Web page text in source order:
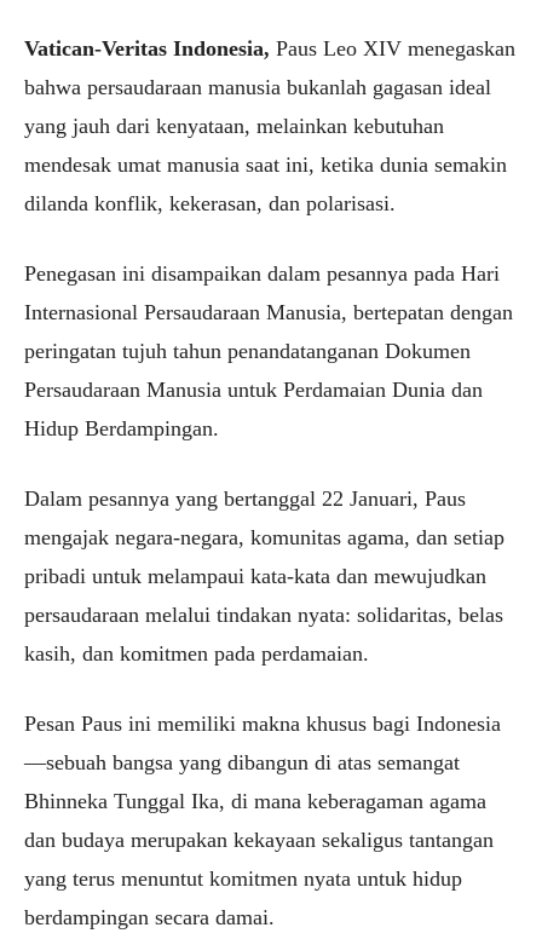
Vatican-Veritas Indonesia, Paus Leo XIV menegaskan
bahwa persaudaraan manusia bukanlah gagasan ideal
yang jauh dari kenyataan, melainkan kebutuhan
mendesak umat manusia saat ini, ketika dunia semakin
dilanda konflik, kekerasan, dan polarisasi.
Penegasan ini disampaikan dalam pesannya pada Hari
Internasional Persaudaraan Manusia, bertepatan dengan
peringatan tujuh tahun penandatanganan Dokumen
Persaudaraan Manusia untuk Perdamaian Dunia dan
Hidup Berdampingan.
Dalam pesannya yang bertanggal 22 Januari, Paus
mengajak negara-negara, komunitas agama, dan setiap
pribadi untuk melampaui kata-kata dan mewujudkan
persaudaraan melalui tindakan nyata: solidaritas, belas
kasih, dan komitmen pada perdamaian.
Pesan Paus ini memiliki makna khusus bagi Indonesia
—sebuah bangsa yang dibangun di atas semangat
Bhinneka Tunggal Ika, di mana keberagaman agama
dan budaya merupakan kekayaan sekaligus tantangan
yang terus menuntut komitmen nyata untuk hidup
berdampingan secara damai.